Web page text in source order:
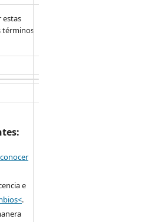
estas
términos
e
.